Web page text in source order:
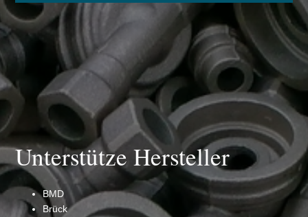
Unterstütze Hersteller
BMD
Brück